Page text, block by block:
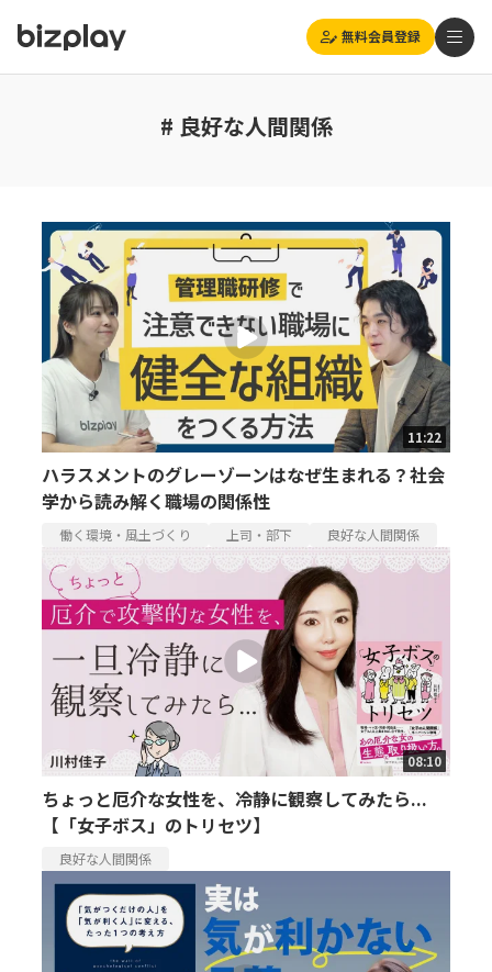
無料会員登録
# 良好な人間関係
11:22
ハラスメントのグレーゾーンはなぜ生まれる？社会
学から読み解く職場の関係性
働く環境・風土づくり 上司・部下 良好な人間関係
08:10
ちょっと厄介な女性を、冷静に観察してみたら...
【「女子ボス」のトリセツ】
良好な人間関係